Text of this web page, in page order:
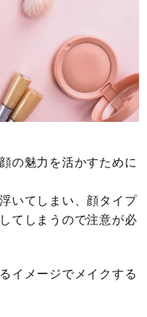
の魅力を活かすために
いてしまい、顔タイプ
てしまうので注意が必
イメージでメイクする